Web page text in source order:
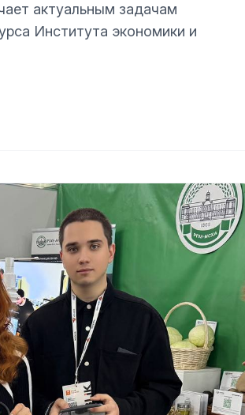
актуальным задачам
Института экономики и